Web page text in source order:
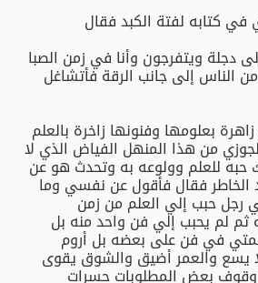
في كتابه لفتة الكبد فقال
دجلة ويتفرجون وأنا في زمن الصبا
الناس إلى جانب الرقة فأتشاغل
بعلومها وفنونها زاخرة بالعلم
من هذا المنهل الفياض الذي لا
للعلم وولوعه به وتحدث هو عن
فقال فأقول عن نفسي وما
رجل حبب إلي العلم من زمن
ثم لم يحبب إلي فن واحد منه بل
في فن على بعضه بل أروم
يسع والعمر أضيق والشوق يقوى
وقوف بعض المطلوبات حسرات